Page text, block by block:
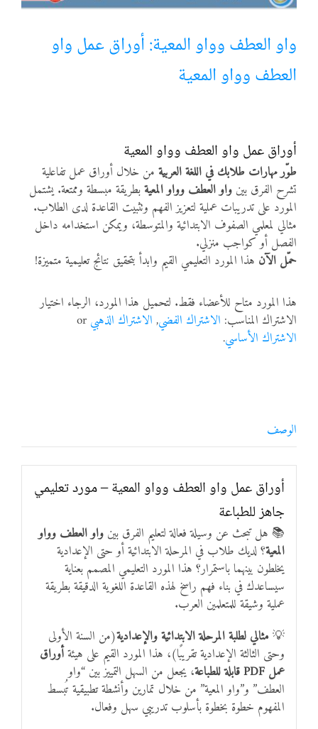
أنواع الموارد
الألعاب التفاعلية
واو العطف وواو المعية: أوراق عمل واو
العطف وواو المعية
أوراق عمل واو العطف وواو المعية
طوّر مهارات طلابك في اللغة العربية من خلال أوراق عمل تفاعلية
تشرح الفرق بين واو العطف وواو المعيةبطريقة مبسطة وممتعة. يشتمل
المورد على تدريبات عملية لتعزيز الفهم وتثبيت القاعدة لدى الطلاب.
مثالي لمعلمي الصفوف الابتدائية والمتوسطة، ويمكن استخدامه داخل
الفصل أو كواجب منزلي.
حمّل الآن هذا المورد التعليمي القيم وابدأ بتحقيق نتائج تعليمية متميزة!
هذا المورد متاح للأعضاء فقط. لتحميل هذا المورد، الرجاء اختيار
الاشتراك المناسب: الاشتراك الفضي, الاشتراك الذهبي
الاشتراك الأساسي.
الوصف
أوراق عمل واو العطف وواو المعية – مورد تعليمي
جاهز للطباعة
📚 هل تبحث عن وسيلة فعالة لتعليم الفرق بين واو العطف وواو
المعية؟ لديك طلاب في المرحلة الابتدائية أو حتى الإعدادية
يخلطون بينهما باستمرار؟ هذا المورد التعليمي المصمم بعناية
سيساعدك في بناء فهم راسخ لهذه القاعدة اللغوية الدقيقة بطريقة
عملية وشيقة للمتعلمين العرب.
💡 مثالي لطلبة المرحلة الابتدائية والإعدادية(من السنة الأولى
وحتى الثالثة الإعدادية تقريبًا)، هذا المورد القيم على هيئةأوراق
عمل PDF قابلة للطباعة
، يجعل من السهل التمييز بين “واو
العطف” و”واو المعية” من خلال تمارين وأنشطة تطبيقية تُبسط
المفهوم خطوة بخطوة بأسلوب تدريبي سهل وفعال.